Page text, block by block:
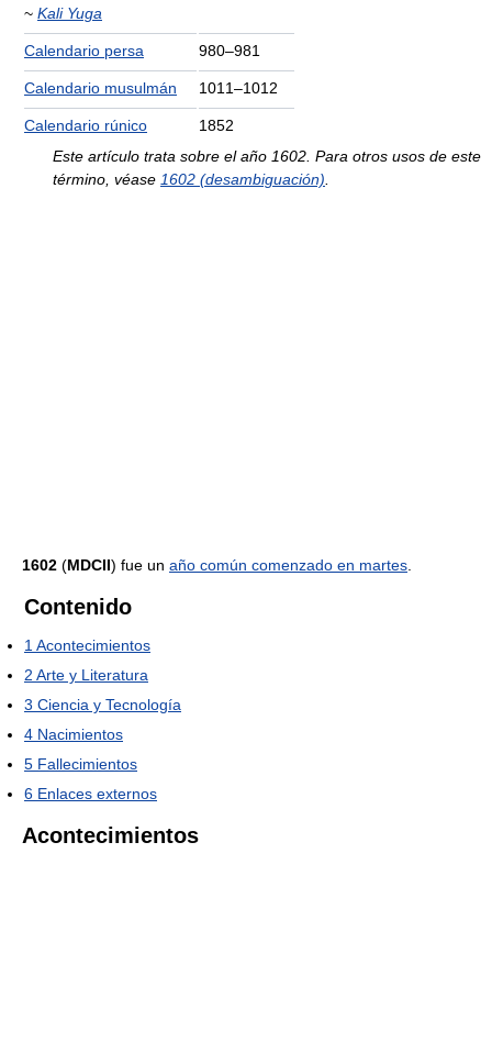
~ Kali Yuga
Calendario persa 980–981
Calendario musulmán 1011–1012
Calendario rúnico
1852
Este artículo trata sobre el año 1602. Para otros usos de este
término, véase 1602 (desambiguación)
1602 (MDCII) fue un año común comenzado en martes
Contenido
1 Acontecimientos
2 Arte y Literatura
3 Ciencia y Tecnología
4 Nacimientos
5 Fallecimientos
6 Enlaces externos
Acontecimientos